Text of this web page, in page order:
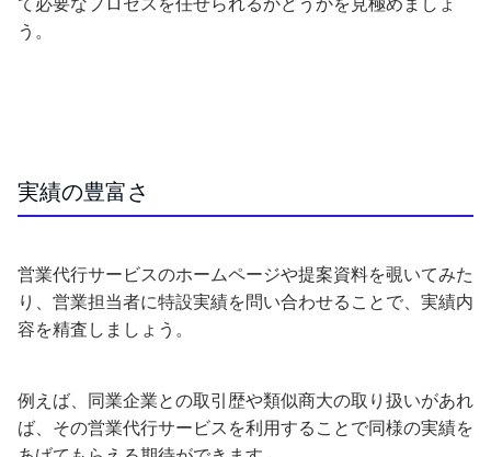
う。
実績の豊富さ
営業代行サービスのホームページや提案資料を覗いてみた
り、営業担当者に特設実績を問い合わせることで、実績内
容を精査しましょう。
例えば、同業企業との取引歴や類似商大の取り扱いがあれ
ば、その営業代行サービスを利用することで同様の実績を